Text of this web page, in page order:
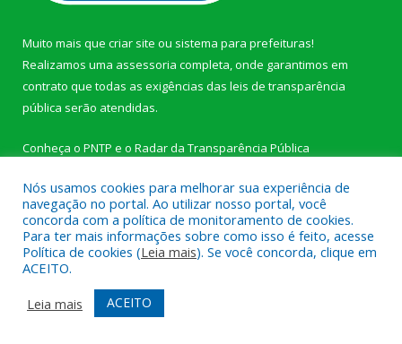
Muito mais que criar site ou sistema para prefeituras!
Realizamos uma assessoria completa, onde garantimos em
contrato que todas as exigências das leis de transparência
pública serão atendidas.
Conheça o PNTP e o Radar da Transparência Pública
Todos os direitos reservados a Câmara Municipal de Novo
Progresso.
Mapa do Site
Acessar Área Administrativa
Acessar Webmail
Nós usamos cookies para melhorar sua experiência de
navegação no portal. Ao utilizar nosso portal, você
concorda com a política de monitoramento de cookies.
Para ter mais informações sobre como isso é feito, acesse
Política de cookies (Leia mais). Se você concorda, clique em
ACEITO.
Leia mais
ACEITO